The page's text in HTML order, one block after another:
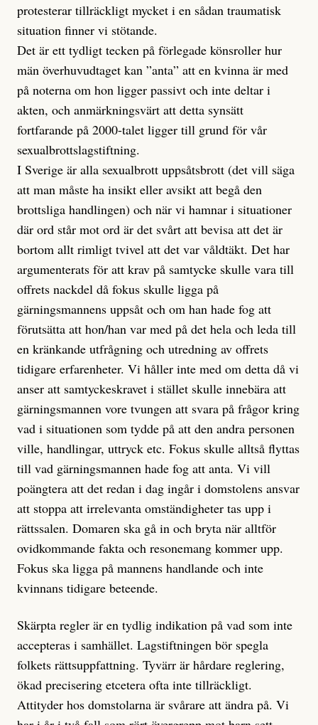
protesterar tillräckligt mycket i en sådan traumatisk
situation finner vi stötande.
Det är ett tydligt tecken på förlegade könsroller hur
män överhuvudtaget kan ”anta” att en kvinna är med
på noterna om hon ligger passivt och inte deltar i
akten, och anmärkningsvärt att detta synsätt
fortfarande på 2000-talet ligger till grund för vår
sexualbrottslagstiftning.
I Sverige är alla sexualbrott uppsåtsbrott (det vill säga
att man måste ha insikt eller avsikt att begå den
brottsliga handlingen) och när vi hamnar i situationer
där ord står mot ord är det svårt att bevisa att det är
bortom allt rimligt tvivel att det var våldtäkt. Det har
argumenterats för att krav på samtycke skulle vara till
offrets nackdel då fokus skulle ligga på
gärningsmannens uppsåt och om han hade fog att
förutsätta att hon/han var med på det hela och leda till
en kränkande utfrågning och utredning av offrets
tidigare erfarenheter. Vi håller inte med om detta då vi
anser att samtyckeskravet i stället skulle innebära att
gärningsmannen vore tvungen att svara på frågor kring
vad i situationen som tydde på att den andra personen
ville, handlingar, uttryck etc. Fokus skulle alltså flyttas
till vad gärningsmannen hade fog att anta. Vi vill
poängtera att det redan i dag ingår i domstolens ansvar
att stoppa att irrelevanta omständigheter tas upp i
rättssalen. Domaren ska gå in och bryta när alltför
ovidkommande fakta och resonemang kommer upp.
Fokus ska ligga på mannens handlande och inte
kvinnans tidigare beteende.
Skärpta regler är en tydlig indikation på vad som inte
accepteras i samhället. Lagstiftningen bör spegla
folkets rättsuppfattning. Tyvärr är hårdare reglering,
ökad precisering etcetera ofta inte tillräckligt.
Attityder hos domstolarna är svårare att ändra på. Vi